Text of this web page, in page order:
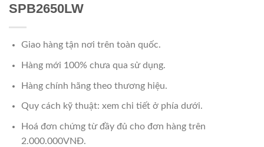
SPB2650LW
Giao hàng tận nơi trên toàn quốc.
Hàng mới 100% chưa qua sử dụng.
Hàng chính hãng theo thương hiệu.
Quy cách kỹ thuật: xem chi tiết ở phía dưới.
Hoá đơn chứng từ đầy đủ cho đơn hàng trên
2.000.000VNĐ.